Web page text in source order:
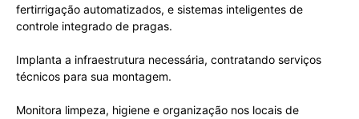
fertirrigação automatizados, e sistemas inteligentes de
controle integrado de pragas.
Implanta a infraestrutura necessária, contratando serviços
técnicos para sua montagem.
Monitora limpeza, higiene e organização nos locais de